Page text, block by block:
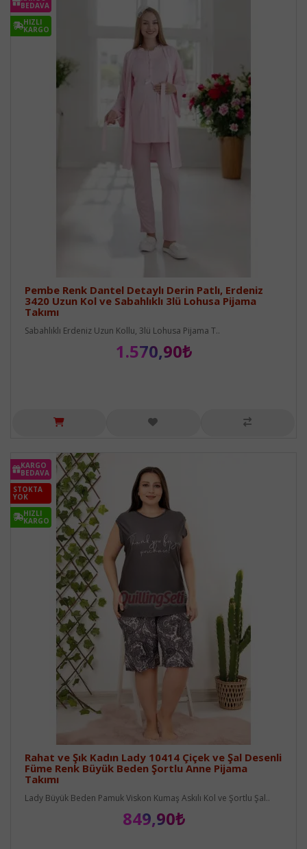
BEDAVA
HIZLI
KARGO
Pembe Renk Dantel Detaylı Derin Patlı, Erdeniz
3420 Uzun Kol ve Sabahlıklı 3lü Lohusa Pijama
Takımı
Sabahlıklı Erdeniz Uzun Kollu, 3lü Lohusa Pijama T..
1.570,90₺
KARGO
BEDAVA
STOKTA
YOK
HIZLI
KARGO
Rahat ve Şık Kadın Lady 10414 Çiçek ve Şal Desenli
Füme Renk Büyük Beden Şortlu Anne Pijama
Takımı
Lady Büyük Beden Pamuk Viskon Kumaş Askılı Kol ve Şortlu Şal..
849,90₺